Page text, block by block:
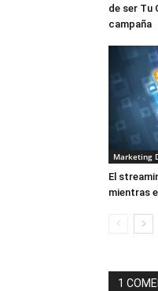
de ser Tu
campaña
Marketing
El
mientras
1